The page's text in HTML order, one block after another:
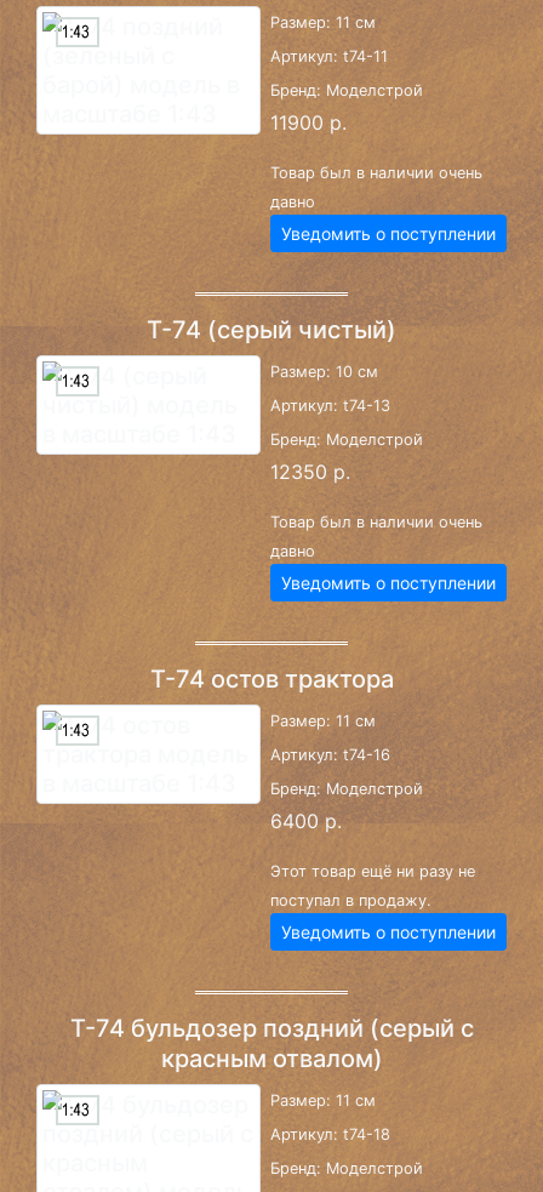
Размер: 11 см
Артикул: t74-11
Бренд: Моделстрой
11900 р.
Товар был в наличии очень
давно
Уведомить о поступлении
Т-74 (серый чистый)
Размер: 10 см
Артикул: t74-13
Бренд: Моделстрой
12350 р.
Товар был в наличии очень
давно
Уведомить о поступлении
Т-74 остов трактора
Размер: 11 см
Артикул: t74-16
Бренд: Моделстрой
6400 р.
Этот товар ещё ни разу не
поступал в продажу.
Уведомить о поступлении
Т-74 бульдозер поздний (серый с
красным отвалом)
Размер: 11 см
Артикул: t74-18
Бренд: Моделстрой